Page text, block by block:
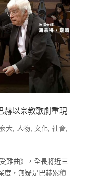
赫以宗教歌劇重現
大, 人物, 文化, 社會,
難曲》，全長將近三
度，無疑是巴赫累積